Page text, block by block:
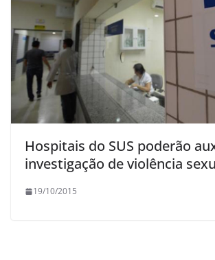
Hospitais do SUS poderão
investigação de violência
19/10/2015